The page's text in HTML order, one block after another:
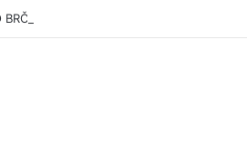
BRČKO”: Voda iz rezervoara Gajevi